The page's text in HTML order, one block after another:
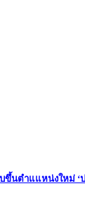
บขึ้นตำแแหน่งใหม่